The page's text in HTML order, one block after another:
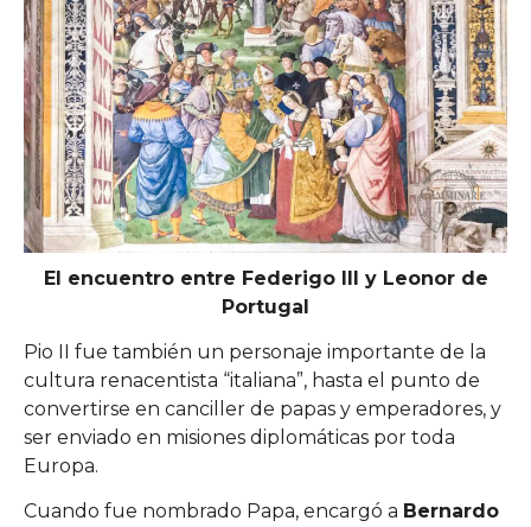
El encuentro entre Federigo III y Leonor de
Portugal
Pio II fue también un personaje importante de la
cultura renacentista “italiana”, hasta el punto de
convertirse en canciller de papas y emperadores, y
ser enviado en misiones diplomáticas por toda
Europa.
Cuando fue nombrado Papa, encargó a Bernardo